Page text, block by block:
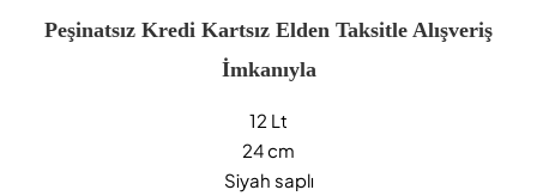
Peşinatsız Kredi Kartsız Elden Taksitle Alışveriş
İmkanıyla
12 Lt
24 cm
Siyah saplı